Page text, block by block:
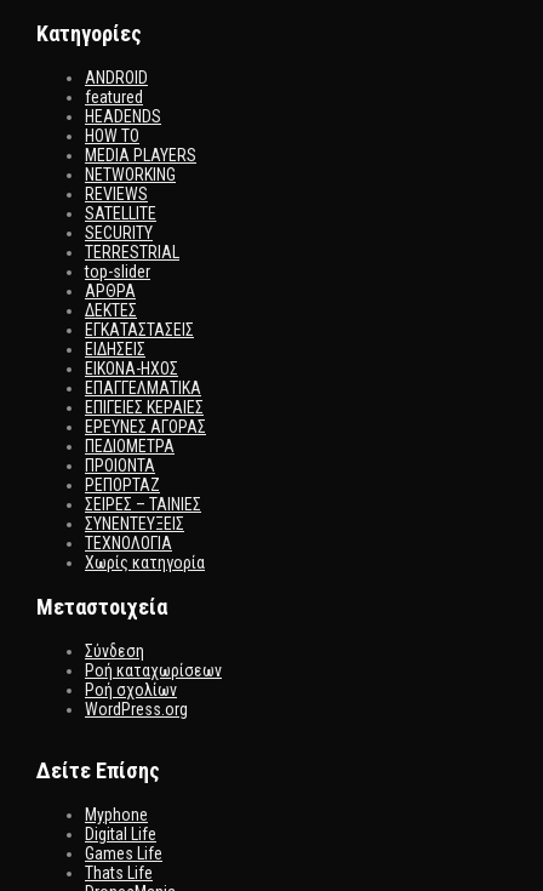
Kατηγορίες
ANDROID
featured
HEADENDS
HOW TO
MEDIA PLAYERS
NETWORKING
REVIEWS
SATELLITE
SECURITY
TERRESTRIAL
top-slider
ΑΡΘΡΑ
ΔΕΚΤΕΣ
ΕΓΚΑΤΑΣΤΑΣΕΙΣ
ΕΙΔΗΣΕΙΣ
ΕΙΚΟΝΑ-ΗΧΟΣ
ΕΠΑΓΓΕΛΜΑΤΙΚΑ
ΕΠΙΓΕΙΕΣ ΚΕΡΑΙΕΣ
ΕΡΕΥΝΕΣ ΑΓΟΡΑΣ
ΠΕΔΙΟΜΕΤΡΑ
ΠΡΟΙΟΝΤΑ
ΡΕΠΟΡΤΑΖ
ΣΕΙΡΕΣ – ΤΑΙΝΙΕΣ
ΣΥΝΕΝΤΕΥΞΕΙΣ
ΤΕΧΝΟΛΟΓΙΑ
Χωρίς κατηγορία
Μεταστοιχεία
Σύνδεση
Ροή καταχωρίσεων
Ροή σχολίων
WordPress.org
Δείτε Επίσης
Myphone
Digital Life
Games Life
Thats Life